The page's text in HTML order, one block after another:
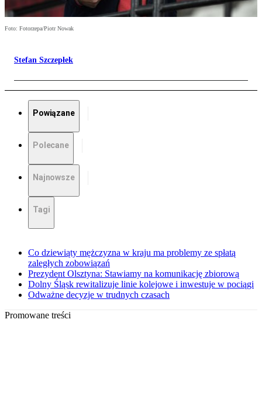
Foto: Fotorzepa/Piotr Nowak
Stefan Szczepłek
Powiązane
Polecane
Najnowsze
Tagi
Co dziewiąty mężczyzna w kraju ma problemy ze spłatą
zaległych zobowiązań
Prezydent Olsztyna: Stawiamy na komunikację zbiorową
Dolny Śląsk rewitalizuje linie kolejowe i inwestuje w pociągi
Odważne decyzje w trudnych czasach
Promowane treści